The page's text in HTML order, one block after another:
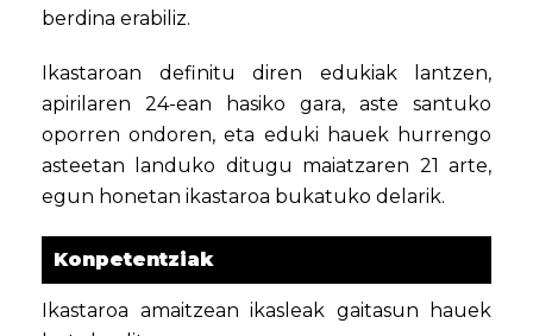
berdina erabiliz.
Ikastaroan definitu diren edukiak lantzen,
apirilaren 24-ean hasiko gara, aste santuko
oporren ondoren, eta eduki hauek hurrengo
asteetan landuko ditugu maiatzaren 21 arte,
egun honetan ikastaroa bukatuko delarik.
Konpetentziak
Ikastaroa amaitzean ikasleak gaitasun hauek